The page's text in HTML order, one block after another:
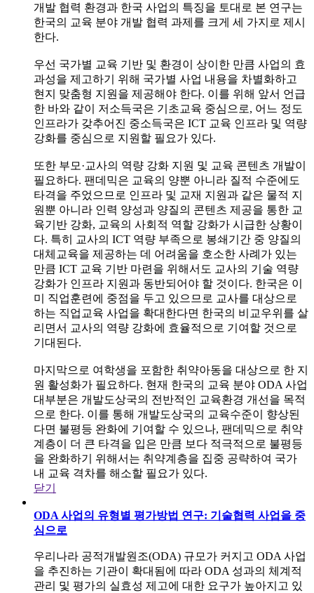
개발 협력 환경과 한국 사업의 특징을 토대로 본 연구는
한국의 교육 분야 개발 협력 과제를 크게 세 가지로 제시
한다.
우선 국가별 교육 기반 및 환경이 상이한 만큼 사업의 효
과성을 제고하기 위해 국가별 사업 내용을 차별화하고
현지 맞춤형 지원을 제공해야 한다. 이를 위해 앞서 언급
한 바와 같이 저소득국은 기초교육 중심으로, 어느 정도
인프라가 갖추어진 중소득국은 ICT 교육 인프라 및 역량
강화를 중심으로 지원할 필요가 있다.
또한 부모·교사의 역량 강화 지원 및 교육 콘텐츠 개발이
필요하다. 팬데믹은 교육의 양뿐 아니라 질적 수준에도
타격을 주었으므로 인프라 및 교재 지원과 같은 물적 지
원뿐 아니라 인력 양성과 양질의 콘텐츠 제공을 통한 교
육기반 강화, 교육의 사회적 역할 강화가 시급한 상황이
다. 특히 교사의 ICT 역량 부족으로 봉쇄기간 중 양질의
대체교육을 제공하는 데 어려움을 호소한 사례가 있는
만큼 ICT 교육 기반 마련을 위해서도 교사의 기술 역량
강화가 인프라 지원과 동반되어야 할 것이다. 한국은 이
미 직업훈련에 중점을 두고 있으므로 교사를 대상으로
하는 직업교육 사업을 확대한다면 한국의 비교우위를 살
리면서 교사의 역량 강화에 효율적으로 기여할 것으로
기대된다.
마지막으로 여학생을 포함한 취약아동을 대상으로 한 지
원 활성화가 필요하다. 현재 한국의 교육 분야 ODA 사업
대부분은 개발도상국의 전반적인 교육환경 개선을 목적
으로 한다. 이를 통해 개발도상국의 교육수준이 향상된
다면 불평등 완화에 기여할 수 있으나, 팬데믹으로 취약
계층이 더 큰 타격을 입은 만큼 보다 적극적으로 불평등
을 완화하기 위해서는 취약계층을 집중 공략하여 국가
내 교육 격차를 해소할 필요가 있다.
닫기
ODA 사업의 유형별 평가방법 연구: 기술협력 사업을 중
심으로
우리나라 공적개발원조(ODA) 규모가 커지고 ODA 사업
을 추진하는 기관이 확대됨에 따라 ODA 성과의 체계적
관리 및 평가의 실효성 제고에 대한 요구가 높아지고 있